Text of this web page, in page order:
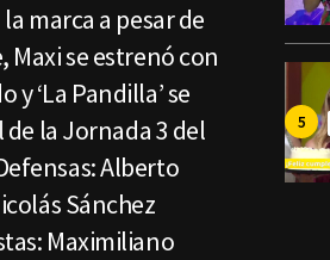
marca a pesar de
Maxi se estrenó con
‘La Pandilla’ se
la Jornada 3 del
Alberto
Sánchez
Maximiliano